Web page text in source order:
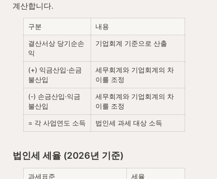
계산합니다.
구분 내용
결산서상 당기순손
익
기업회계 기준으로 산출
(+) 익금산입·손금
불산입
세무회계와 기업회계의 차
이를 조정
(-) 손금산입·익금
불산입
세무회계와 기업회계의 차
이를 조정
= 각 사업연도 소득 법인세 과세 대상 소득
법인세 세율 (2026년 기준)
과세표준 세율